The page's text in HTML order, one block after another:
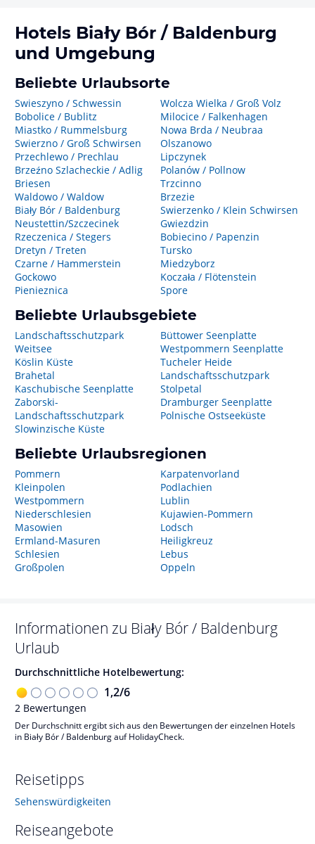
Hotels Biały Bór / Baldenburg
und Umgebung
Beliebte Urlaubsorte
Swieszyno / Schwessin
Bobolice / Bublitz
Miastko / Rummelsburg
Swierzno / Groß Schwirsen
Przechlewo / Prechlau
Brzeźno Szlacheckie / Adlig
Briesen
Waldowo / Waldow
Biały Bór / Baldenburg
Neustettin/Szczecinek
Rzeczenica / Stegers
Dretyn / Treten
Czarne / Hammerstein
Gockowo
Pienieznica
Wolcza Wielka / Groß Volz
Milocice / Falkenhagen
Nowa Brda / Neubraa
Olszanowo
Lipczynek
Polanów / Pollnow
Trzcinno
Brzezie
Swierzenko / Klein Schwirsen
Gwiezdzin
Bobiecino / Papenzin
Tursko
Miedzyborz
Koczała / Flötenstein
Spore
Beliebte Urlaubsgebiete
Landschaftsschutzpark
Weitsee
Köslin Küste
Brahetal
Kaschubische Seenplatte
Zaborski-
Landschaftsschutzpark
Slowinzische Küste
Büttower Seenplatte
Westpommern Seenplatte
Tucheler Heide
Landschaftsschutzpark
Stolpetal
Dramburger Seenplatte
Polnische Ostseeküste
Beliebte Urlaubsregionen
Pommern
Kleinpolen
Westpommern
Niederschlesien
Masowien
Ermland-Masuren
Schlesien
Großpolen
Karpatenvorland
Podlachien
Lublin
Kujawien-Pommern
Lodsch
Heiligkreuz
Lebus
Oppeln
Informationen zu Biały Bór / Baldenburg
Urlaub
Durchschnittliche Hotelbewertung:
1,2/6
2 Bewertungen
Der Durchschnitt ergibt sich aus den Bewertungen der einzelnen Hotels
in Biały Bór / Baldenburg auf HolidayCheck.
Reisetipps
Sehenswürdigkeiten
Reiseangebote